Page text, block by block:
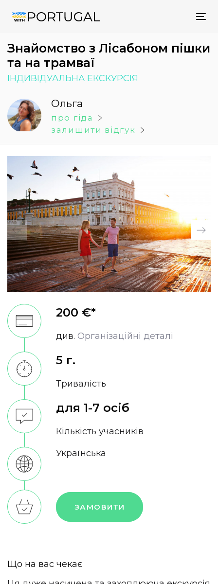
Знайомство з Лісабоном пішки
та на трамваї
ІНДИВІДУАЛЬНА ЕКСКУРСІЯ
Ольга
про гіда
залишити відгук
200 €*
див. Організаційні деталі
5 г.
Тривалість
для 1-7 осіб
Кількість учасників
Українська
ЗАМОВИТИ
Що на вас чекає